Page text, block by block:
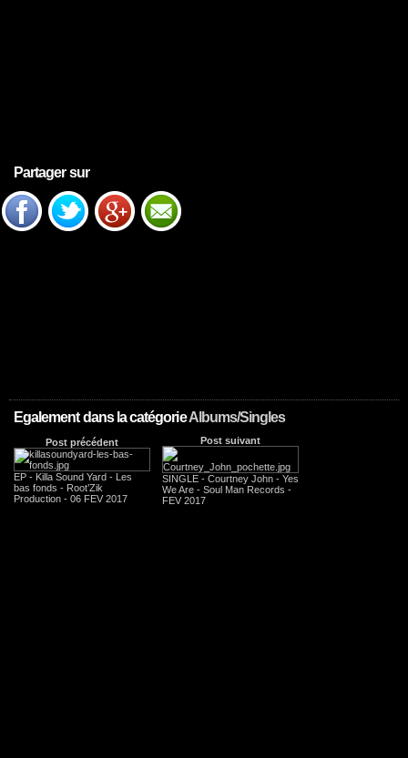
Partager sur
Egalement dans la catégorieAlbums/Singles
Post précédent
EP - Killa Sound Yard - Les
bas fonds - Root’Zik
Production - 06 FEV 2017
Post suivant
SINGLE - Courtney John - Yes
We Are - Soul Man Records -
FEV 2017